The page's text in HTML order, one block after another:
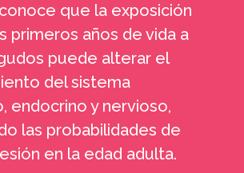
que la exposición
primeros años de vida a
puede alterar el
del sistema
endocrino y nervioso,
las probabilidades de
en la edad adulta.